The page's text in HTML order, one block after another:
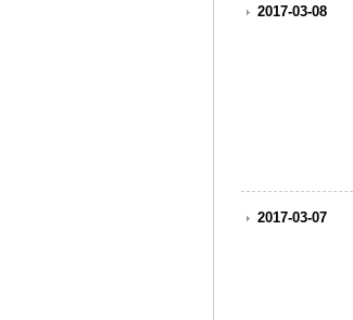
2017-03-08
2017-03-07